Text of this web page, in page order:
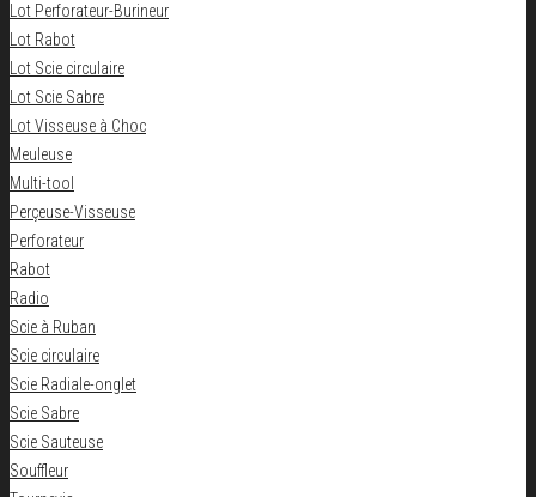
Lot Perforateur-Burineur
Lot Rabot
Lot Scie circulaire
Lot Scie Sabre
Lot Visseuse à Choc
Meuleuse
Multi-tool
Perçeuse-Visseuse
Perforateur
Rabot
Radio
Scie à Ruban
Scie circulaire
Scie Radiale-onglet
Scie Sabre
Scie Sauteuse
Souffleur